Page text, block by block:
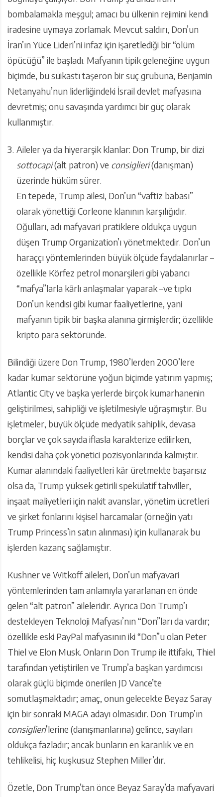
bombalamakla meşgul; amacı bu ülkenin rejimini kendi
iradesine uymaya zorlamak. Mevcut saldırı, Don’un
İran’ın Yüce Lideri’ni infaz için işaretlediği bir “ölüm
öpücüğü” ile başladı. Mafyanın tipik geleneğine uygun
biçimde, bu suikastı taşeron bir suç grubuna, Benjamin
Netanyahu’nun liderliğindeki İsrail devlet mafyasına
devretmiş; onu savaşında yardımcı bir güç olarak
kullanmıştır.
Aileler ya da hiyerarşik klanlar: Don Trump, bir dizi
sottocapi(alt patron) ve consiglieri(danışman)
üzerinde hüküm sürer.
En tepede, Trump ailesi, Don’un “vaftiz babası”
olarak yönettiği Corleone klanının karşılığıdır.
Oğulları, adı mafyavari pratiklere oldukça uygun
düşen Trump Organization’ı yönetmektedir. Don’un
haraççı yöntemlerinden büyük ölçüde faydalanırlar –
özellikle Körfez petrol monarşileri gibi yabancı
“mafya”larla kârlı anlaşmalar yaparak –ve tıpkı
Don’un kendisi gibi kumar faaliyetlerine, yani
mafyanın tipik bir başka alanına girmişlerdir; özellikle
kripto para sektöründe.
Bilindiği üzere Don Trump, 1980’lerden 2000’lere
kadar kumar sektörüne yoğun biçimde yatırım yapmış;
Atlantic City ve başka yerlerde birçok kumarhanenin
geliştirilmesi, sahipliği ve işletilmesiyle uğraşmıştır. Bu
işletmeler, büyük ölçüde medyatik sahiplik, devasa
borçlar ve çok sayıda iflasla karakterize edilirken,
kendisi daha çok yönetici pozisyonlarında kalmıştır.
Kumar alanındaki faaliyetleri kâr üretmekte başarısız
olsa da, Trump yüksek getirili spekülatif tahviller,
inşaat maliyetleri için nakit avanslar, yönetim ücretleri
ve şirket fonlarını kişisel harcamalar (örneğin yatı
Trump Princess’in satın alınması) için kullanarak bu
işlerden kazanç sağlamıştır.
Kushner ve Witkoff aileleri, Don’un mafyavari
yöntemlerinden tam anlamıyla yararlanan en önde
gelen “alt patron” aileleridir. Ayrıca Don Trump’ı
destekleyen Teknoloji Mafyası’nın “Don”ları da vardır;
özellikle eski PayPal mafyasının iki “Don”u olan Peter
Thiel ve Elon Musk. Onların Don Trump ile ittifakı, Thiel
tarafından yetiştirilen ve Trump’a başkan yardımcısı
olarak güçlü biçimde önerilen JD Vance’te
somutlaşmaktadır; amaç, onun gelecekte Beyaz Saray
için bir sonraki MAGA adayı olmasıdır. Don Trump’ın
consiglieri’lerine (danışmanlarına) gelince, sayıları
oldukça fazladır; ancak bunların en karanlık ve en
tehlikelisi, hiç kuşkusuz Stephen Miller’dır.
Özetle, Don Trump’tan önce Beyaz Saray’da mafyavari